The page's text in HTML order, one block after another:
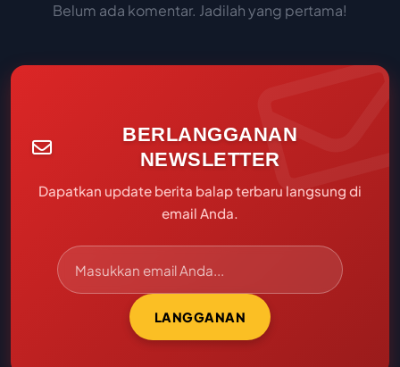
Belum ada komentar. Jadilah yang pertama!
BERLANGGANAN
NEWSLETTER
Dapatkan update berita balap terbaru langsung di
email Anda.
LANGGANAN